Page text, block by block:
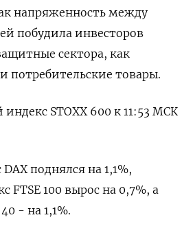
напряженность между
побудила инвесторов
сектора, как
потребительские товары.
STOXX 600 к 11:53 МСК
поднялся на 1,1%,
FTSE 100 вырос на 0,7%, а
- на 1,1%.